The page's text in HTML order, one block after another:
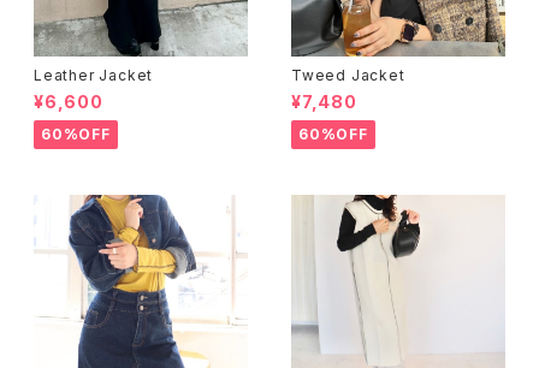
Leather Jacket
¥6,600
60%OFF
Tweed Jacket
¥7,480
60%OFF